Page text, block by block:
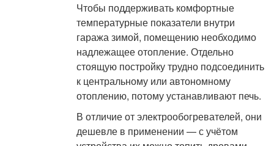
Чтобы поддерживать комфортные
температурные показатели внутри
гаража зимой, помещению необходимо
надлежащее отопление. Отдельно
стоящую постройку трудно подсоединить
к центральному или автономному
отоплению, потому устанавливают печь.
В отличие от электрообогревателей, они
дешевле в применении — с учётом